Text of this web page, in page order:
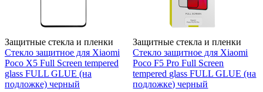
Защитные стекла и пленки
Стекло защитное для Xiaomi
Poco X5 Full Screen tempered
glass FULL GLUE (на
подложке) черный
Защитные стекла и пленки
Стекло защитное для Xiaomi
Poco F5 Pro Full Screen
tempered glass FULL GLUE (на
подложке) черный